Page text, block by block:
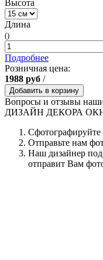
Высота
Длина
()
Подробнее
Розничная цена:
1988 руб /
Добавить в корзину
Вопросы и отзывы
ДИЗАЙН ДЕКОРА
Сфотографируйте
Отправьте нам
Наш дизайнер
отправит Вам